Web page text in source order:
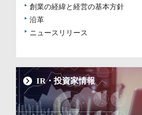
創業の経緯と経営の基本方針
沿革
ニュースリリース
IR・投資家情報